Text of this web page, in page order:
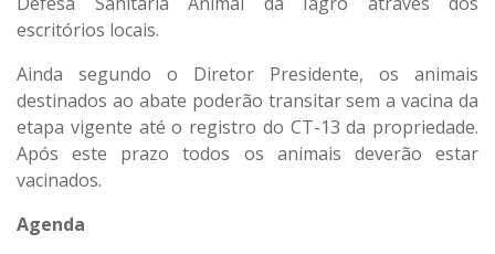
escritórios locais.
Ainda segundo o Diretor Presidente, os animais
destinados ao abate poderão transitar sem a vacina da
etapa vigente até o registro do CT-13 da propriedade.
Após este prazo todos os animais deverão estar
vacinados.
Agenda